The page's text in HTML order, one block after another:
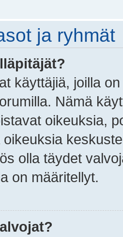
ja ryhmät
käyttäjiä, joilla
Nämä
oikeuksia,
oikeuksia
olla täydet
on määritellyt.